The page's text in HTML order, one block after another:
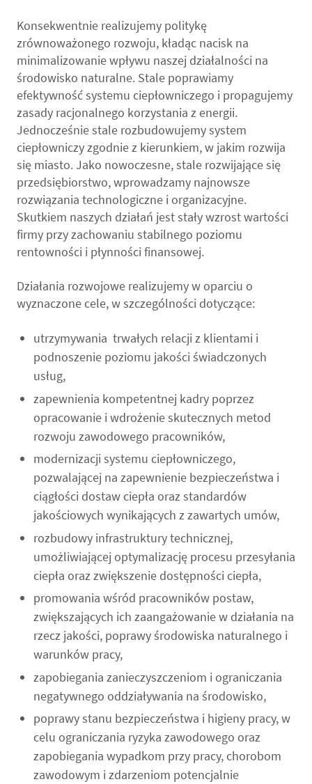
Konsekwentnie realizujemy politykę
zrównoważonego rozwoju, kładąc nacisk na
minimalizowanie wpływu naszej działalności na
środowisko naturalne. Stale poprawiamy
efektywność systemu ciepłowniczego i propagujemy
zasady racjonalnego korzystania z energii.
Jednocześnie stale rozbudowujemy system
ciepłowniczy zgodnie z kierunkiem, w jakim rozwija
się miasto. Jako nowoczesne, stale rozwijające się
przedsiębiorstwo, wprowadzamy najnowsze
rozwiązania technologiczne i organizacyjne.
Skutkiem naszych działań jest stały wzrost wartości
firmy przy zachowaniu stabilnego poziomu
rentowności i płynności finansowej.
Działania rozwojowe realizujemy w oparciu o
wyznaczone cele, w szczególności dotyczące:
utrzymywania trwałych relacji z klientami i
podnoszenie poziomu jakości świadczonych
usług,
zapewnienia kompetentnej kadry poprzez
opracowanie i wdrożenie skutecznych metod
rozwoju zawodowego pracowników,
modernizacji systemu ciepłowniczego,
pozwalającej na zapewnienie bezpieczeństwa i
ciągłości dostaw ciepła oraz standardów
jakościowych wynikających z zawartych umów,
rozbudowy infrastruktury technicznej,
umożliwiającej optymalizację procesu przesyłania
ciepła oraz zwiększenie dostępności ciepła,
promowania wśród pracowników postaw,
zwiększających ich zaangażowanie w działania na
rzecz jakości, poprawy środowiska naturalnego i
warunków pracy,
zapobiegania zanieczyszczeniom i ograniczania
negatywnego oddziaływania na środowisko,
poprawy stanu bezpieczeństwa i higieny pracy, w
celu ograniczania ryzyka zawodowego oraz
zapobiegania wypadkom przy pracy, chorobom
zawodowym i zdarzeniom potencjalnie